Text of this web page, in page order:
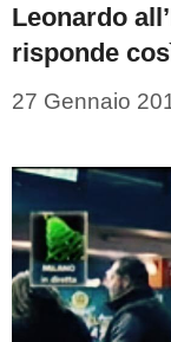
Leonardo
risponde
27 Gennaio